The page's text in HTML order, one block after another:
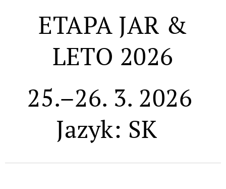
ETAPA JAR &
LETO 2026
25.–26. 3. 2026
Jazyk: SK